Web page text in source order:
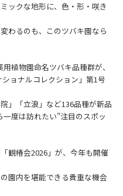
ックな地形に、色・形・咲き
わるのも、このツバキ園なら
植物園命名ツバキ品種群が、
ョナルコレクション」第1号
」「立浪」など136品種が新品
度は訪れたい”注目のスポッ
観椿会2026」が、今年も開催
園内を堪能できる貴重な機会